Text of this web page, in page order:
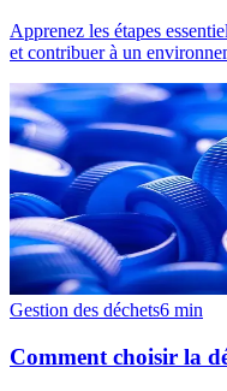
Apprenez les étapes
et contribuer à un
Gestion des déchets6 min
Comment choisir la